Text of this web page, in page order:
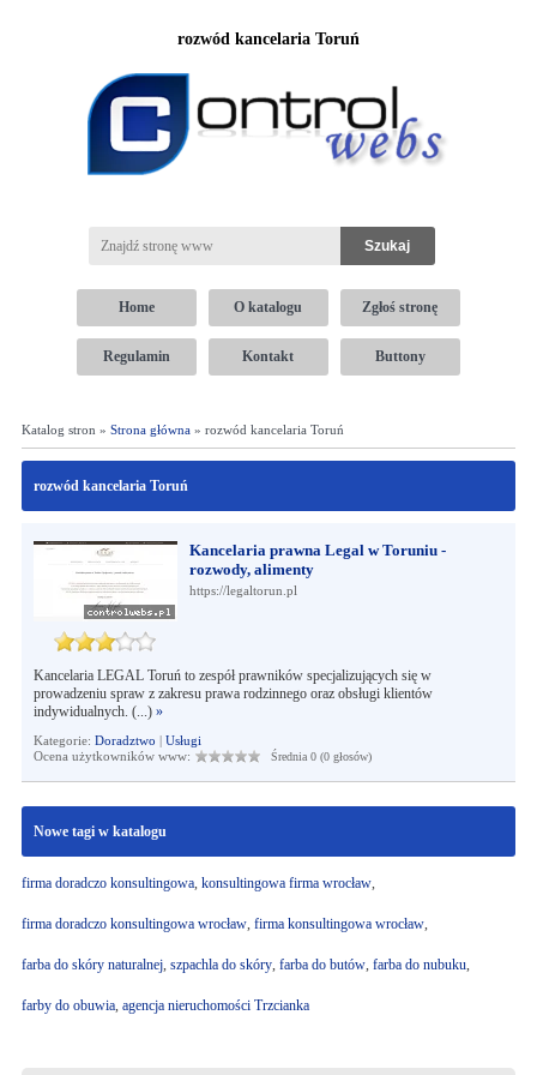
rozwód kancelaria Toruń
Home O katalogu Zgłoś stronę
Regulamin Kontakt Buttony
Katalog stron » Strona główna» rozwód kancelaria Toruń
rozwód kancelaria Toruń
Kancelaria prawna Legal w Toruniu -
rozwody, alimenty
https://legaltorun.pl
Kancelaria LEGAL Toruń to zespół prawników specjalizujących się w
prowadzeniu spraw z zakresu prawa rodzinnego oraz obsługi klientów
indywidualnych. (...) »
Kategorie: Doradztwo | Usługi
Ocena użytkowników www:
Średnia 0 (0 głosów)
Nowe tagi w katalogu
firma doradczo konsultingowa, konsultingowa firma wrocław,
firma doradczo konsultingowa wrocław, firma konsultingowa wrocław,
farba do skóry naturalnej, szpachla do skóry, farba do butów, farba do nubuku,
farby do obuwia, agencja nieruchomości Trzcianka